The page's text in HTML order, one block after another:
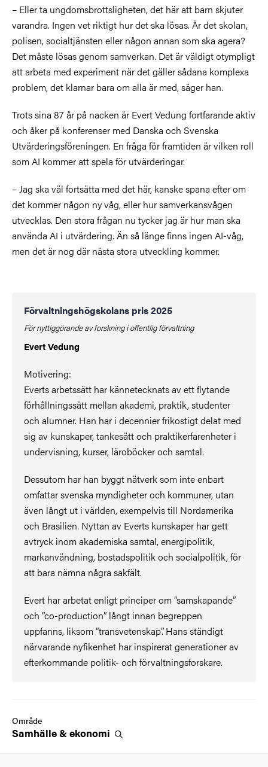
– Eller ta ungdomsbrottsligheten, det här att barn skjuter
varandra. Ingen vet riktigt hur det ska lösas. Är det skolan,
polisen, socialtjänsten eller någon annan som ska agera?
Det måste lösas genom samverkan. Det är väldigt otympligt
att arbeta med experiment när det gäller sådana komplexa
problem, det klarnar bara om alla är med, säger han.
Trots sina 87 år på nacken är Evert Vedung fortfarande aktiv
och åker på konferenser med Danska och Svenska
Utvärderingsföreningen. En fråga för framtiden är vilken roll
som AI kommer att spela för utvärderingar.
– Jag ska väl fortsätta med det här, kanske spana efter om
det kommer någon ny våg, eller hur samverkansvågen
utvecklas. Den stora frågan nu tycker jag är hur man ska
använda AI i utvärdering. Än så länge finns ingen AI-våg,
men det är nog där nästa stora utveckling kommer.
Förvaltningshögskolans pris 2025
För nyttiggörande av forskning i offentlig förvaltning
Evert Vedung
Motivering:
Everts arbetssätt har kännetecknats av ett flytande
förhållningssätt mellan akademi, praktik, studenter
och alumner. Han har i decennier frikostigt delat med
sig av kunskaper, tankesätt och praktikerfarenheter i
undervisning, kurser, läroböcker och samtal.
Dessutom har han byggt nätverk som inte enbart
omfattar svenska myndigheter och kommuner, utan
även långt ut i världen, exempelvis till Nordamerika
och Brasilien. Nyttan av Everts kunskaper har gett
avtryck inom akademiska samtal, energipolitik,
markanvändning, bostadspolitik och socialpolitik, för
att bara nämna några sakfält.
Evert har arbetat enligt principer om ”samskapande”
och ”co-production” långt innan begreppen
uppfanns, liksom ”transvetenskap”. Hans ständigt
närvarande nyfikenhet har inspirerat generationer av
efterkommande politik- och förvaltningsforskare.
Område
Samhälle &ekonomi